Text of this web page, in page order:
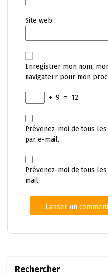
Site web
Enregistrer mon nom,
navigateur pour mon
+ 9 = 12
Prévenez-moi de tous
par e-mail.
Prévenez-moi de tous
mail.
Rechercher